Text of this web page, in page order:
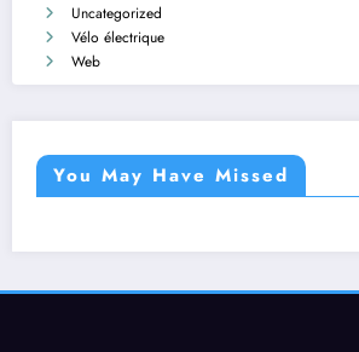
Uncategorized
Vélo électrique
Web
You May Have Missed